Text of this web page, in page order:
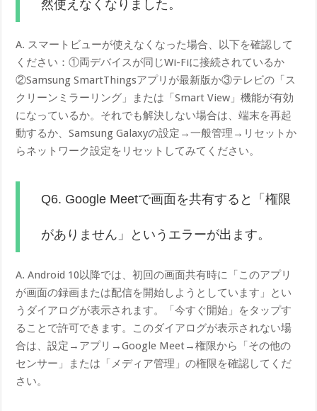
然使えなくなりました。
A. スマートビューが使えなくなった場合、以下を確認して
ください：①両デバイスが同じWi-Fiに接続されているか
②Samsung SmartThingsアプリが最新版か③テレビの「ス
クリーンミラーリング」または「Smart View」機能が有効
になっているか。それでも解決しない場合は、端末を再起
動するか、Samsung Galaxyの設定→一般管理→リセットか
らネットワーク設定をリセットしてみてください。
Q6. Google Meetで画面を共有すると「権限
がありません」というエラーが出ます。
A. Android 10以降では、初回の画面共有時に「このアプリ
が画面の録画または配信を開始しようとしています」とい
うダイアログが表示されます。「今すぐ開始」をタップす
ることで許可できます。このダイアログが表示されない場
合は、設定→アプリ→Google Meet→権限から「その他の
センサー」または「メディア管理」の権限を確認してくだ
さい。